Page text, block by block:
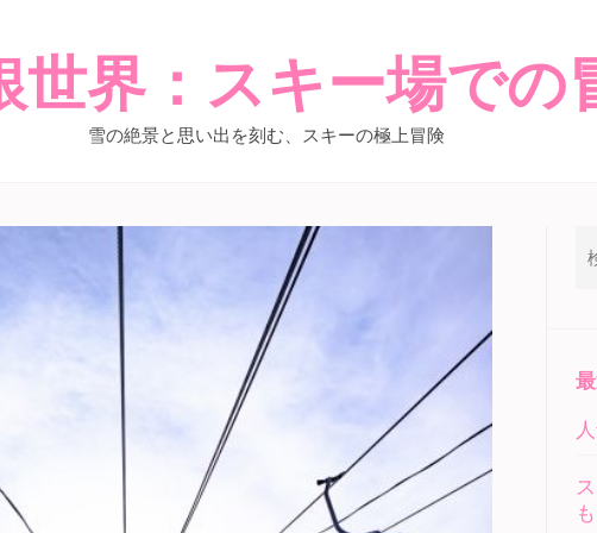
世界：スキー場での
雪の絶景と思い出を刻む、スキーの極上冒険